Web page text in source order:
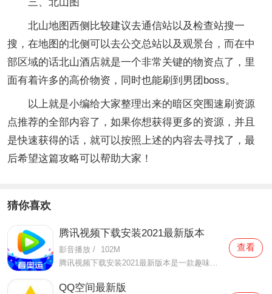
北山地图西侧比较建议去通信站以及检查站搜一
搜，在地图的北侧可以去公交总站以及观景台，而在中
部区域的话北山酒店就是一个非常关键的物资点了，里
面有着许多的高价物资，同时也能刷到男团boss。
以上就是小编给大家整理出来的暗区突围速刷资源
点推荐的全部内容了，如果你想获得更多的资源，并且
是快速获得的话，就可以按照上述的内容去寻找了，最
后希望这篇攻略可以帮助大家！
猜你喜欢
腾讯视频下载安装2021最新版本
影音播放 /
102M
腾讯视频下载安装2021最新版本是一款趣味性非常强的手机视频播放软件。在这款腾讯视频下载安装2021最新版本有很多当下热播的影片资源，在这里面可以看到有很多的精彩的影片，你想要观看的电视剧、电影、综艺、动漫等等统统都汇聚在这里面，影片的内容也都是非常丰富的，用户们
查看
QQ空间最新版